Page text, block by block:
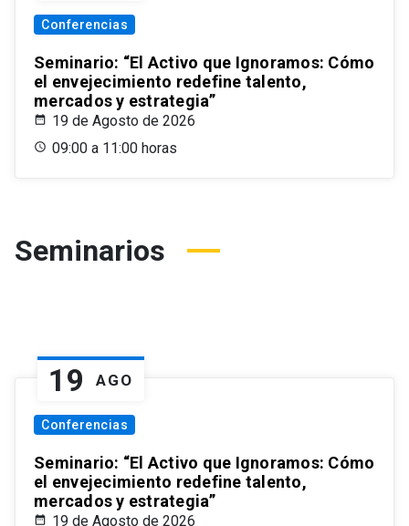
Conferencias
Seminario: “El Activo que Ignoramos: Cómo
el envejecimiento redefine talento,
mercados y estrategia”
19 de Agosto de 2026
09:00 a 11:00 horas
Seminarios
19 AGO
Conferencias
Seminario: “El Activo que Ignoramos: Cómo
el envejecimiento redefine talento,
mercados y estrategia”
19 de Agosto de 2026